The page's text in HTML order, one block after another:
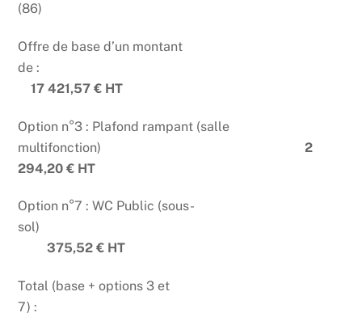
(86)
Offre de base d’un montant
de :
17 421,57 € HT
Option n°3 : Plafond rampant (salle
multifonction)2
294,20 € HT
Option n°7 : WC Public (sous-
sol)
375,52 € HT
Total (base + options 3 et
7) :